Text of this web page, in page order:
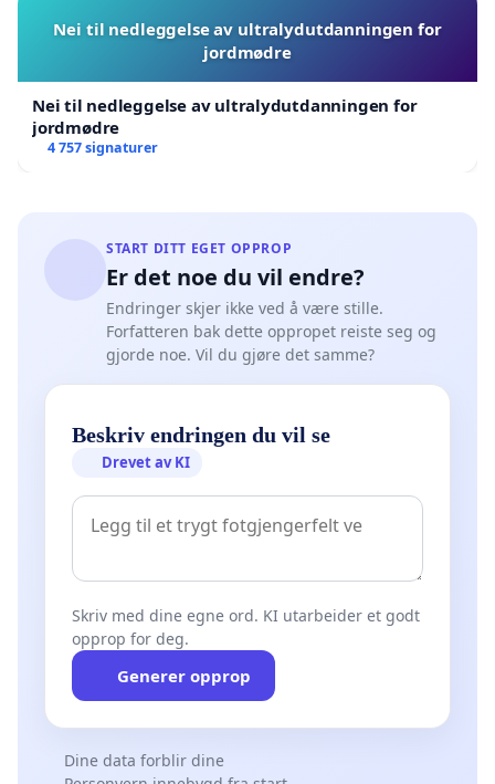
Nei til nedleggelse av ultralydutdanningen for
jordmødre
Nei til nedleggelse av ultralydutdanningen for
jordmødre
4 757 signaturer
START DITT EGET OPPROP
Er det noe du vil endre?
Endringer skjer ikke ved å være stille.
Forfatteren bak dette oppropet reiste seg og
gjorde noe. Vil du gjøre det samme?
Beskriv endringen du vil se
Drevet av KI
Skriv med dine egne ord. KI utarbeider et godt
opprop for deg.
Generer opprop
Dine data forblir dine